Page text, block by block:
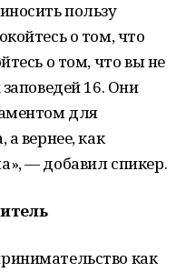
пользу
о том, что
о том, что вы не
16. Они
для
а вернее, как
— добавил спикер.
как